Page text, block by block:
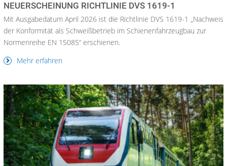
NEUERSCHEINUNG RICHTLINIE DVS 1619-1
Mit Ausgabedatum April 2026 ist die Richtlinie DVS 1619-1 „Nachweis
der Konformität als Schweißbetrieb im Schienenfahrzeugbau zur
Normenreihe EN 15085“ erschienen.
Mehr erfahren